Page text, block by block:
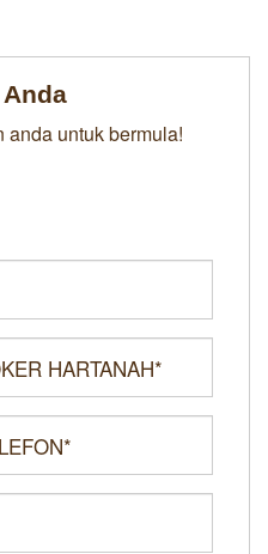
anda untuk bermula!